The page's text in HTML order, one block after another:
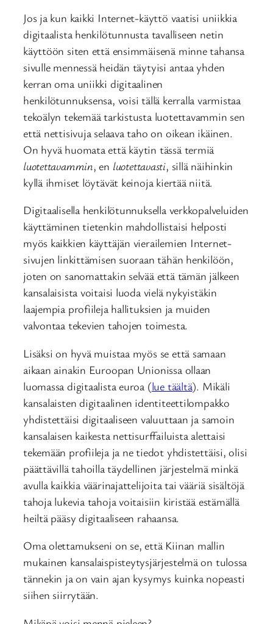
Jos ja kun kaikki Internet-käyttö vaatisi uniikkia
digitaalista henkilötunnusta tavalliseen netin
käyttöön siten että ensimmäisenä minne tahansa
sivulle mennessä heidän täytyisi antaa yhden
kerran oma uniikki digitaalinen
henkilötunnuksensa, voisi tällä kerralla varmistaa
tekoälyn tekemää tarkistusta luotettavammin sen
että nettisivuja selaava taho on oikean ikäinen.
On hyvä huomata että käytin tässä termiä
luotettavammin, en luotettavasti, sillä näihinkin
kyllä ihmiset löytävät keinoja kiertää niitä.
Digitaalisella henkilötunnuksella verkkopalveluiden
käyttäminen tietenkin mahdollistaisi helposti
myös kaikkien käyttäjän vierailemien Internet-
sivujen linkittämisen suoraan tähän henkilöön,
joten on sanomattakin selvää että tämän jälkeen
kansalaisista voitaisi luoda vielä nykyistäkin
laajempia profiileja hallituksien ja muiden
valvontaa tekevien tahojen toimesta.
Lisäksi on hyvä muistaa myös se että samaan
aikaan ainakin Euroopan Unionissa ollaan
luomassa digitaalista euroa (lue täältä). Mikäli
kansalaisten digitaalinen identiteettilompakko
yhdistettäisi digitaaliseen valuuttaan ja samoin
kansalaisen kaikesta nettisurffailuista alettaisi
tekemään profiileja ja ne tiedot yhdistettäisi, olisi
päättävillä tahoilla täydellinen järjestelmä minkä
avulla kaikkia väärinajattelijoita tai vääriä sisältöjä
tahoja lukevia tahoja voitaisiin kiristää estämällä
heiltä pääsy digitaaliseen rahaansa.
Oma olettamukseni on se, että Kiinan mallin
mukainen kansalaispisteytysjärjestelmä on tulossa
tännekin ja on vain ajan kysymys kuinka nopeasti
siihen siirrytään.